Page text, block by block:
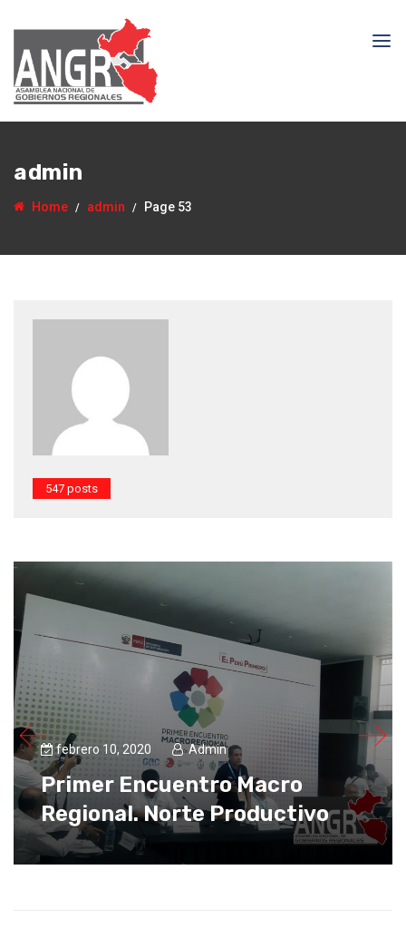
admin
Home admin Page 53
547 posts
febrero 10, 2020 Admin
Primer Encuentro Macro
Regional. Norte Productivo